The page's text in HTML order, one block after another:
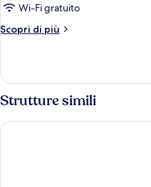
Wi-Fi gratuito
Scopri di più
Altri
Strutture simili
Hotel Meridiana